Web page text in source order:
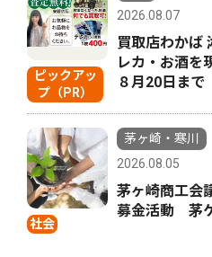
ピックアッ
プ（PR）
2026.08.07
買取店わか
レカ・お酒
８月20日まで
社会
茅ヶ崎・寒川
2026.08.05
茅ヶ崎商工会
募金活動 茅